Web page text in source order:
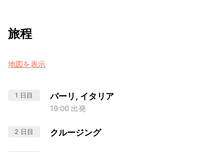
旅程
地図を表示
1 日目 バーリ, イタリア
19:00 出発
2 日目 クルージング